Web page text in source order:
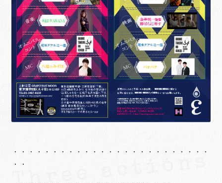
・・・・・・・・・・・・・・・・・・・・・・・・・
・・